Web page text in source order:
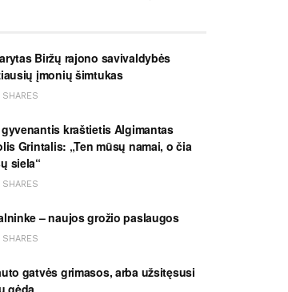
Biržų rajono savivaldybės
įmonių šimtukas
gyvenantis kraštietis Algimantas
Grintalis: „Ten mūsų namai, o čia
siela“
– naujos grožio paslaugos
gatvės grimasos, arba užsitęsusi